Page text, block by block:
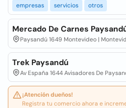
empresas
servicios otros
Mercado De Carnes
Paysandú 1649 Montevideo |
Trek Paysandú
Av España 1644 Avisadores De
¡Atención dueños!
Registra tu comercio ahora e